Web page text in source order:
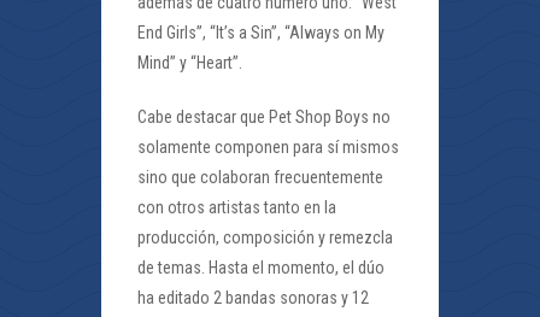
End Girls”, “It’s a Sin”, “Always on My
Mind” y “Heart”.
Cabe destacar que Pet Shop Boys no
solamente componen para sí mismos
sino que colaboran frecuentemente
con otros artistas tanto en la
producción, composición y remezcla
de temas. Hasta el momento, el dúo
ha editado 2 bandas sonoras y 12